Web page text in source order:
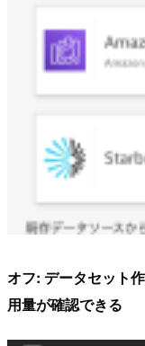
オフ: データセット
用量が確認できる